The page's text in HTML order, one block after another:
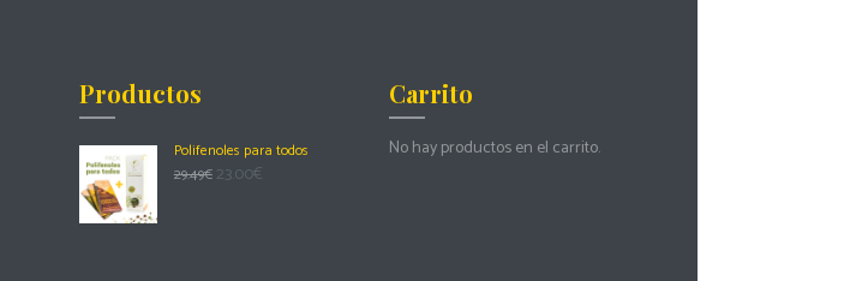
Productos
Polifenoles para todos
29.49€ 23.00€
Carrito
No hay productos en el carrito.